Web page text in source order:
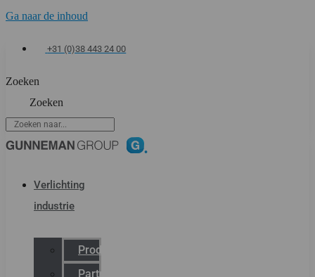
Ga naar de inhoud
+31 (0)38 443 24 00
Zoeken
Zoeken
Verlichting
industrie
Productcatalogus
Partner